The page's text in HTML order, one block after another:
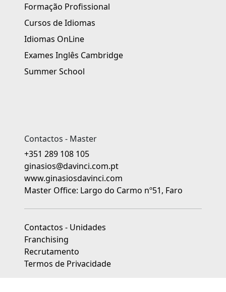
Formação Profissional
Cursos de Idiomas
Idiomas OnLine
Exames Inglês Cambridge
Summer School
Contactos - Master
+351 289 108 105
ginasios@davinci.com.pt
www.ginasiosdavinci.com
Master Office: Largo do Carmo nº51, Faro
Contactos - Unidades
Franchising
Recrutamento
Termos de Privacidade